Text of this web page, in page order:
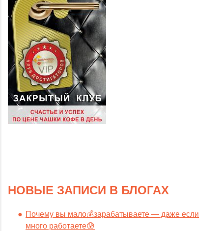
НОВЫЕ ЗАПИСИ В БЛОГАХ
Почему вы мало💰зарабатываете — даже если
много работаете😰